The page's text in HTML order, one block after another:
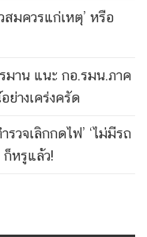
มควรแก่เหตุ’ หรือ
มาน แนะ กอ.รมน.ภาค
างเคร่งครัด
รวจเลิกกดไฟ’ ‘ไม่มีรถ
ก็หรูแล้ว!